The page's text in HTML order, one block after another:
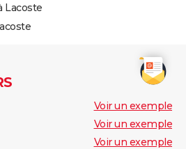
Lacoste
Voir un exemple
Voir un exemple
Voir un exemple